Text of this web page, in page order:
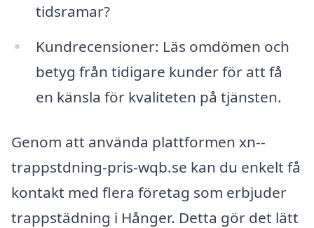
tidsramar?
Kundrecensioner: Läs omdömen och
betyg från tidigare kunder för att få
en känsla för kvaliteten på tjänsten.
Genom att använda plattformen xn--
trappstdning-pris-wqb.se kan du enkelt få
kontakt med flera företag som erbjuder
trappstädning i Hånger. Detta gör det lätt